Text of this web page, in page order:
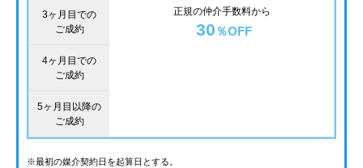
正規の仲介手数料から
30 ％OFF
3ヶ月目での
ご成約
4ヶ月目での
ご成約
5ヶ月目以降の
ご成約
※最初の媒介契約日を起算日とする。